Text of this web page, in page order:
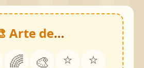
Arte de…
🌈 🎨 ⭐
⭐